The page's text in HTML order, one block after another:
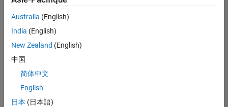
lieu
pour
l’ensemble
des
opportunités
votre
région.
Australia (English)
India (English)
New Zealand (English)
中国
简体中文
English
日本 (日本語)